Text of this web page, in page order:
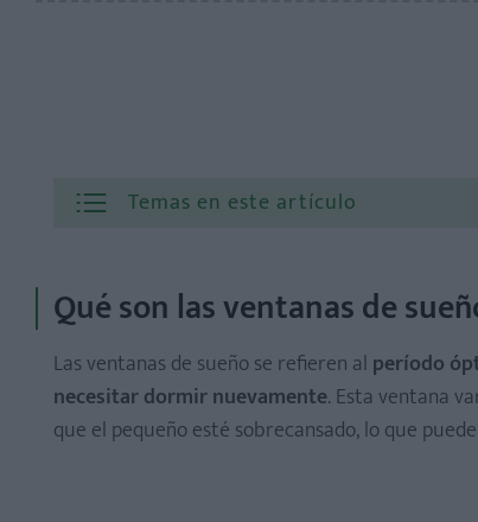
Temas en este artículo
Recién nacidos (0-3 meses)
Qué son las ventanas de
Las ventanas de sueño se refieren al período
necesitar dormir nuevamente. Esta ventana
que el pequeño esté sobrecansado, lo que